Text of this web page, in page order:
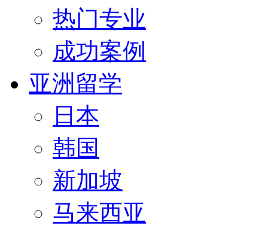
热门专业
成功案例
亚洲留学
日本
韩国
新加坡
马来西亚